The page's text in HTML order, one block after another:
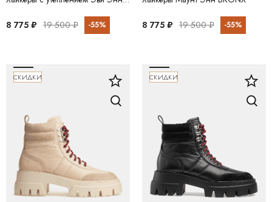
8 775 ₽ 19 500 ₽ -55% 8 775 ₽ 19 500 ₽ -55%
СКИДКИ СКИДКИ